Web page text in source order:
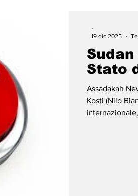
Stato
Assadakah
Kosti (Nilo
-
19 dic 2025